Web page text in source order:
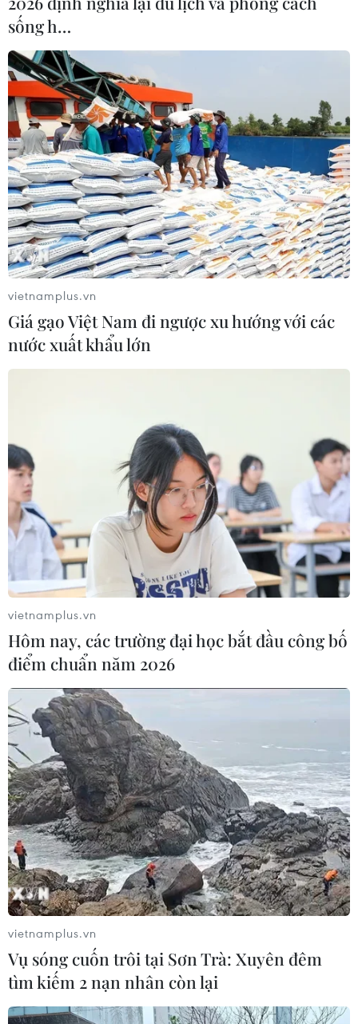
Âu này.
sống h…
vietnamplus.vn
Giá gạo Việt Nam đi ngược xu hướng với các
nước xuất khẩu lớn
vietnamplus.vn
Hôm nay, các trường đại học bắt đầu công bố
điểm chuẩn năm 2026
vietnamplus.vn
Vụ sóng cuốn trôi tại Sơn Trà: Xuyên đêm
tìm kiếm 2 nạn nhân còn lại